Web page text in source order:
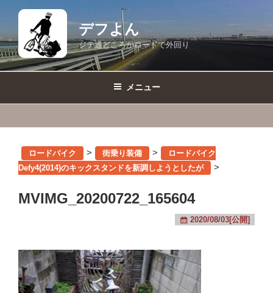
テ
ン
ツ
デフよん
ジテ通どころかロードで外回り
メニュー
ロードバイク > 街乗り装備 >
ロードバイク
Defy4(2014)のキックスタンドを新調しようとしたが
>
MVIMG_20200722_165604
2020/08/03[公開]